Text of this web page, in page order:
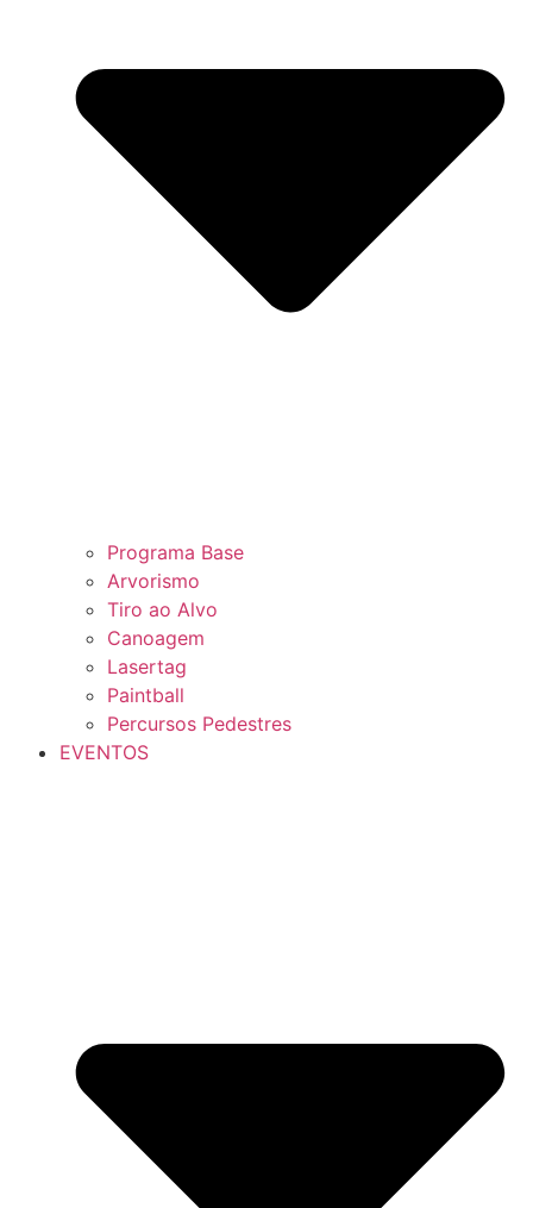
Programa Base
Arvorismo
Tiro ao Alvo
Canoagem
Lasertag
Paintball
Percursos Pedestres
EVENTOS